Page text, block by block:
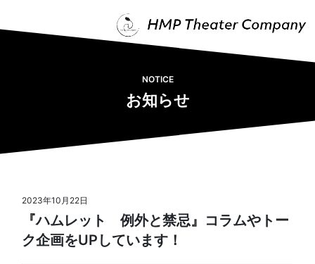
NOTICE
お知らせ
2023年10月22日
『ハムレット 例外と禁忌』コラムやトー
ク企画をUPしています！